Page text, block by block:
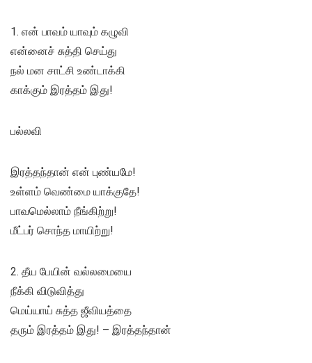
1. என் பாவம் யாவும் கழுவி
என்னைச் சுத்தி செய்து
நல் மன சாட்சி உண்டாக்கி
காக்கும் இரத்தம் இது!
பல்லவி
இரத்தந்தான் என் புண்யமே!
உள்ளம் வெண்மை யாக்குதே!
பாவமெல்லாம் நீங்கிற்று!
மீட்பர் சொந்த மாயிற்று!
2. தீய பேயின் வல்லமையை
நீக்கி விடுவித்து
மெய்யாய் சுத்த ஜீவியத்தை
தரும் இரத்தம் இது! – இரத்தந்தான்